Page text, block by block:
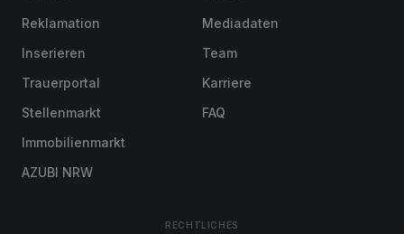
Reklamation
Inserieren
Trauerportal
Stellenmarkt
Immobilienmarkt
AZUBI NRW
Mediadaten
Team
Karriere
FAQ
RECHTLICHES